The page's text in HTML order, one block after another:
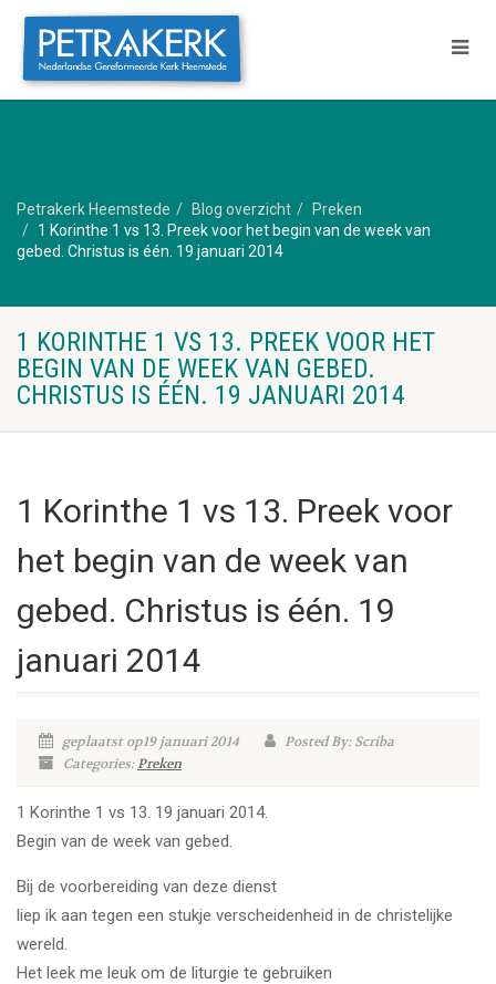
Petrakerk Heemstede Blog overzicht
Preken
1 Korinthe 1 vs 13. Preek voor het begin van de week van
gebed. Christus is één. 19 januari 2014
1 KORINTHE 1 VS 13. PREEK VOOR HET
BEGIN VAN DE WEEK VAN GEBED.
CHRISTUS IS ÉÉN. 19 JANUARI 2014
1 Korinthe 1 vs 13. Preek voor
het begin van de week van
gebed. Christus is één. 19
januari 2014
geplaatst op19 januari 2014
Posted By: Scriba
Categories:Preken
1 Korinthe 1 vs 13. 19 januari 2014.
Begin van de week van gebed.
Bij de voorbereiding van deze dienst
liep ik aan tegen een stukje verscheidenheid in de christelijke
wereld.
Het leek me leuk om de liturgie te gebruiken